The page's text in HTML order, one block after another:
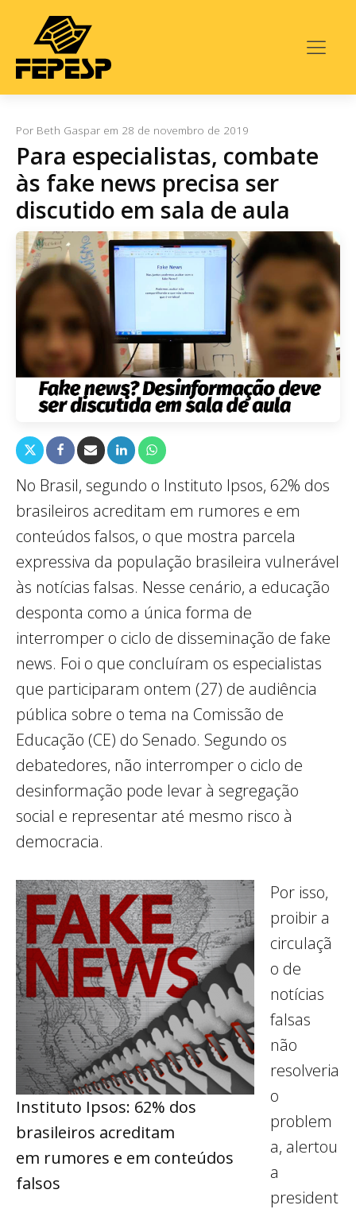
Por Beth Gaspar em 28 de novembro de 2019
Para especialistas, combate
às fake news precisa ser
discutido em sala de aula
No Brasil, segundo o Instituto Ipsos, 62% dos
brasileiros acreditam em rumores e em
conteúdos falsos, o que mostra parcela
expressiva da população brasileira vulnerável
às notícias falsas. Nesse cenário, a educação
desponta como a única forma de
interromper o ciclo de disseminação de fake
news. Foi o que concluíram os especialistas
que participaram ontem (27) de audiência
pública sobre o tema na Comissão de
Educação (CE) do Senado. Segundo os
debatedores, não interromper o ciclo de
desinformação pode levar à segregação
social e representar até mesmo risco à
democracia.
Instituto Ipsos: 62% dos
brasileiros acreditam
em rumores e em conteúdos
falsos
Por isso,
proibir a
circulaçã
o de
notícias
falsas
não
resolveria
o
problem
a, alertou
a
president